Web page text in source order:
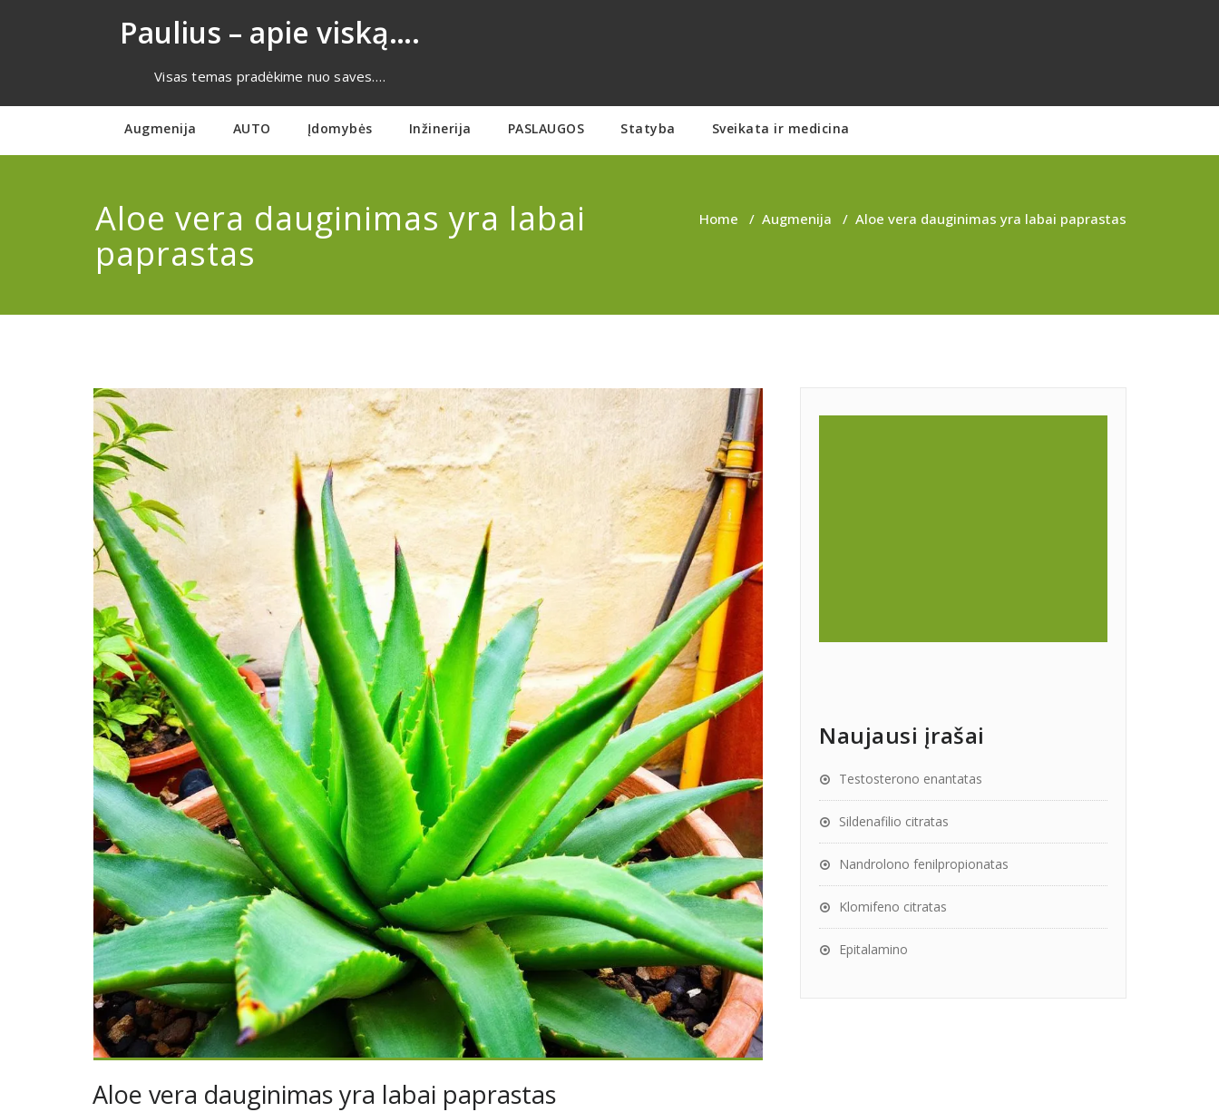
Paulius – apie viską….
Visas temas pradėkime nuo saves….
Augmenija AUTO Įdomybės Inžinerija PASLAUGOS Statyba Sveikata ir medicina
Aloe vera dauginimas yra labai
paprastas
Home / Augmenija / Aloe vera dauginimas yra labai paprastas
Aloe vera dauginimas yra labai paprastas
Naujausi įrašai
Testosterono enantatas
Sildenafilio citratas
Nandrolono fenilpropionatas
Klomifeno citratas
Epitalamino